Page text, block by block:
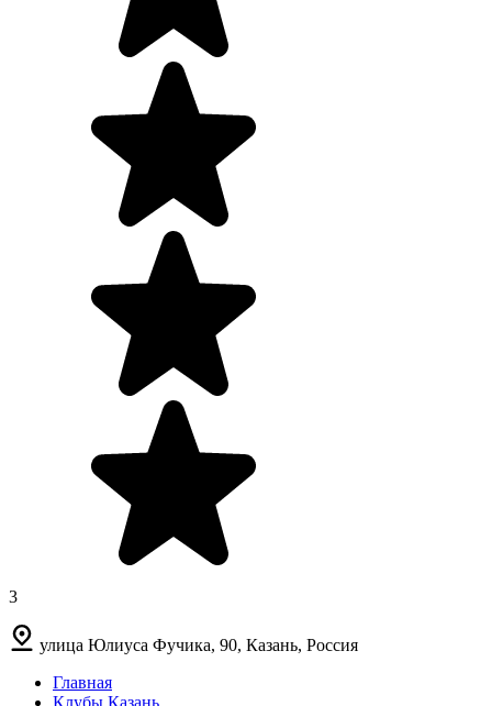
3
улица Юлиуса Фучика, 90, Казань, Россия
Главная
Клубы Казань